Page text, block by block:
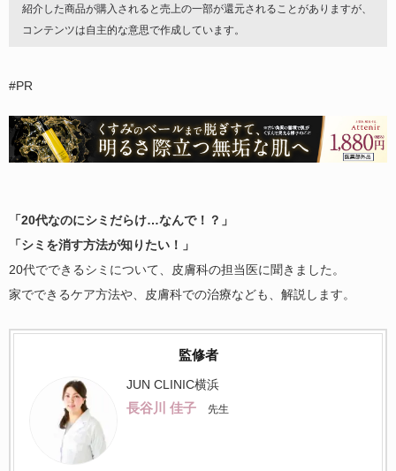
紹介した商品が購入されると売上の一部が還元されることがありますが、
コンテンツは自主的な意思で作成しています。
#PR
「20代なのにシミだらけ…なんで！？」
「シミを消す方法が知りたい！」
20代でできるシミについて、皮膚科の担当医に聞きました。
家でできるケア方法や、皮膚科での治療なども、解説します。
監修者
JUN CLINIC横浜
長谷川 佳子 先生